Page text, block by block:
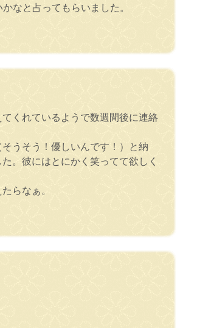
なと占ってもらいました。
くれているようで数週間後に連絡
うそう！優しいんです！）と納
。彼にはとにかく笑ってて欲しく
らなぁ。